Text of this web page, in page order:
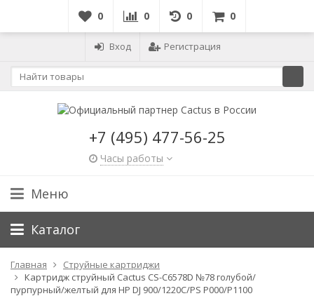
0 0 0 0
Вход Регистрация
+7 (495) 477-56-25
Часы работы
Меню
Каталог
Главная
Струйные картриджи
Картридж струйный Cactus CS-C6578D №78 голубой/
пурпурный/желтый для HP DJ 900/1220C/PS P000/P1100